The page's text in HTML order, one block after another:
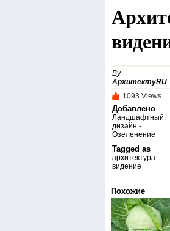
By
АрхитектуRU
1093 Views
Добавлено
Ландшафтный
дизайн -
Озеленение‎
Tagged as
архитектура
видение
Похожие